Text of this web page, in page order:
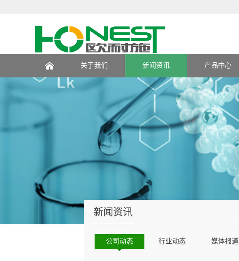
页
关于我们 新闻资讯 产品中心
新闻资讯
公司动态 行业动态 媒体报道